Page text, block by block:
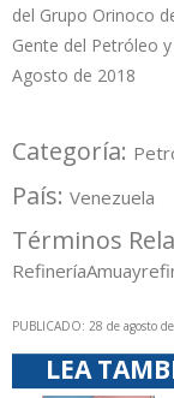
del Grupo Orinoco
Gente del Petróleo
Agosto de 2018
Categoría:
País: Venezuela
Términos
RefineríaAmuay
PUBLICADO: 28 de agosto
LEA